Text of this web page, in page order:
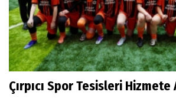
Çırpıcı Spor Tesisleri Hizmete